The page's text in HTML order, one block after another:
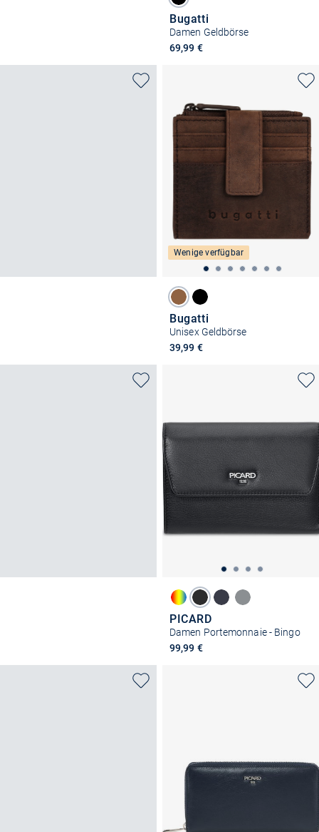
Bugatti
Damen Geldbörse
69,99 €
Wenige verfügbar
Bugatti
Unisex Geldbörse
39,99 €
PICARD
Damen Portemonnaie - Bingo
99,99 €